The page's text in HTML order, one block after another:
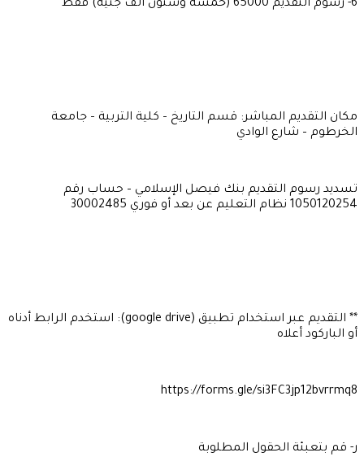
6- رسوم التقديم 65000 (خمسة وستون ألف جنيه) فقط
مكان التقديم المباشر: قسم التاريخ – كلية التربية – جامعة
الخرطوم – شارع الوادي
تسديد رسوم التقديم بنك فيصل الإسلامي – حساب رقم
1050120254 نظام التعليم عن بعد أو فوري 30002485
** التقديم عبر استخدام تطبيق (google drive): استخدم الرابط أدناه
أو الباركود أعلاه
https://forms.gle/si3FC3jp12bvrrmq8
ر- قم بتعبئة الحقول المطلوبة